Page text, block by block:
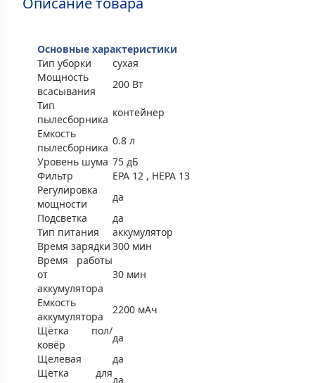
Основные характеристики
Тип уборки
сухая
Мощность
всасывания
200 Вт
Тип
пылесборника
контейнер
Емкость
пылесборника
0.8 л
Уровень шума 75 дБ
Фильтр
EPA 12 , HEPA 13
Регулировка
мощности
да
Подсветка
да
Тип питания
aккумулятор
Время зарядки 300 мин
Время работы
от
аккумулятора
30 мин
Емкость
аккумулятора
2200 мАч
Щётка пол/
ковёр
да
Щелевая
да
Щетка для
да